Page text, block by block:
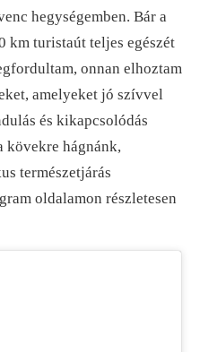
hegységemben. Bár a
km turistaút teljes egészét
onnan elhoztam
amelyeket jó szívvel
és kikapcsolódás
kövekre hágnánk,
természetjárás
oldalamon részletesen